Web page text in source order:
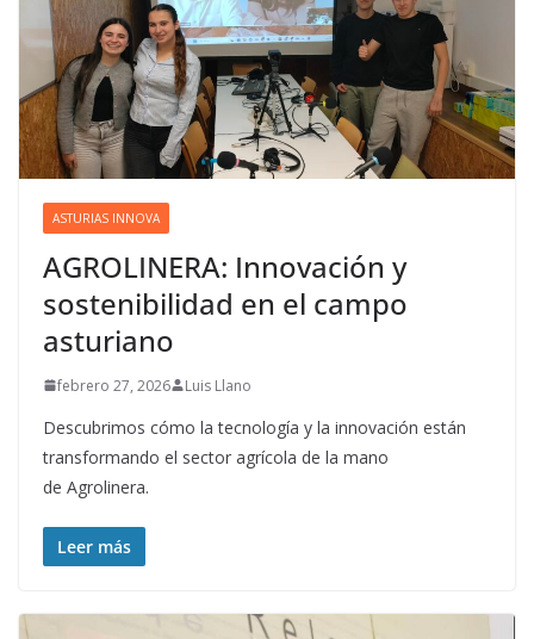
ASTURIAS INNOVA
AGROLINERA: Innovación y
sostenibilidad en el campo
asturiano
febrero 27, 2026 Luis Llano
Descubrimos cómo la tecnología y la innovación están
transformando el sector agrícola de la mano
de Agrolinera.
Leer más